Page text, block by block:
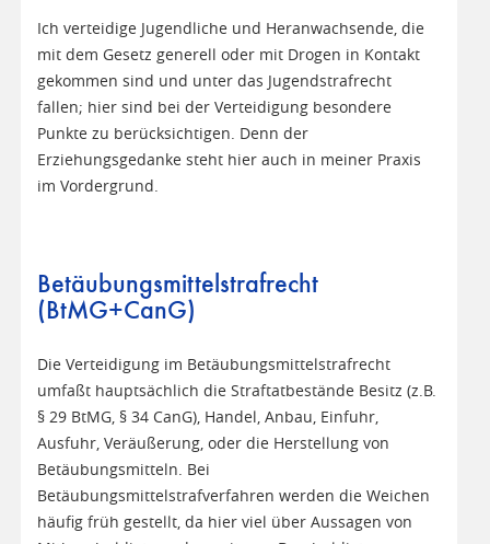
Ich verteidige Jugendliche und Heranwachsende, die
mit dem Gesetz generell oder mit Drogen in Kontakt
gekommen sind und unter das Jugendstrafrecht
fallen; hier sind bei der Verteidigung besondere
Punkte zu berücksichtigen. Denn der
Erziehungsgedanke steht hier auch in meiner Praxis
im Vordergrund.
Betäubungsmittelstrafrecht
(BtMG+CanG)
Die Verteidigung im Betäubungsmittelstrafrecht
umfaßt hauptsächlich die Straftatbestände Besitz (z.B.
§ 29 BtMG, § 34 CanG), Handel, Anbau, Einfuhr,
Ausfuhr, Veräußerung, oder die Herstellung von
Betäubungsmitteln. Bei
Betäubungsmittelstrafverfahren werden die Weichen
häufig früh gestellt, da hier viel über Aussagen von